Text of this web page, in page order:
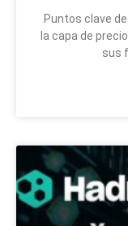
Puntos clave
la capa de
sus